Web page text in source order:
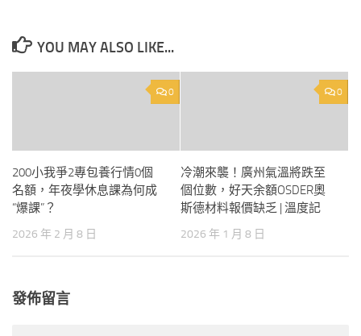
YOU MAY ALSO LIKE...
0
200小我爭2專包養行情0個
名額，年夜學休息課為何成
“爆課”？
2026 年 2 月 8 日
0
冷潮來襲！廣州氣溫將跌至
個位數，好天余額OSDER奧
斯德材料報價缺乏 | 溫度記
2026 年 1 月 8 日
發佈留言